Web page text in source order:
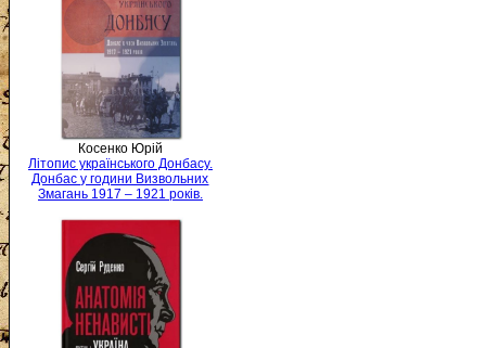
Косенко Юрій
Літопис українського Донбасу.
Донбас у години Визвольних
Змагань 1917 – 1921 років.